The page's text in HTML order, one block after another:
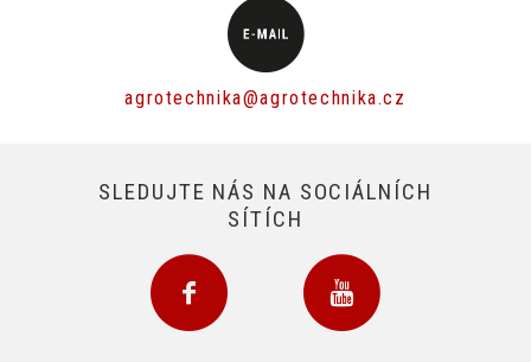
agrotechnika@agrotechnika.cz
SLEDUJTE NÁS NA SOCIÁLNÍCH
SÍTÍCH